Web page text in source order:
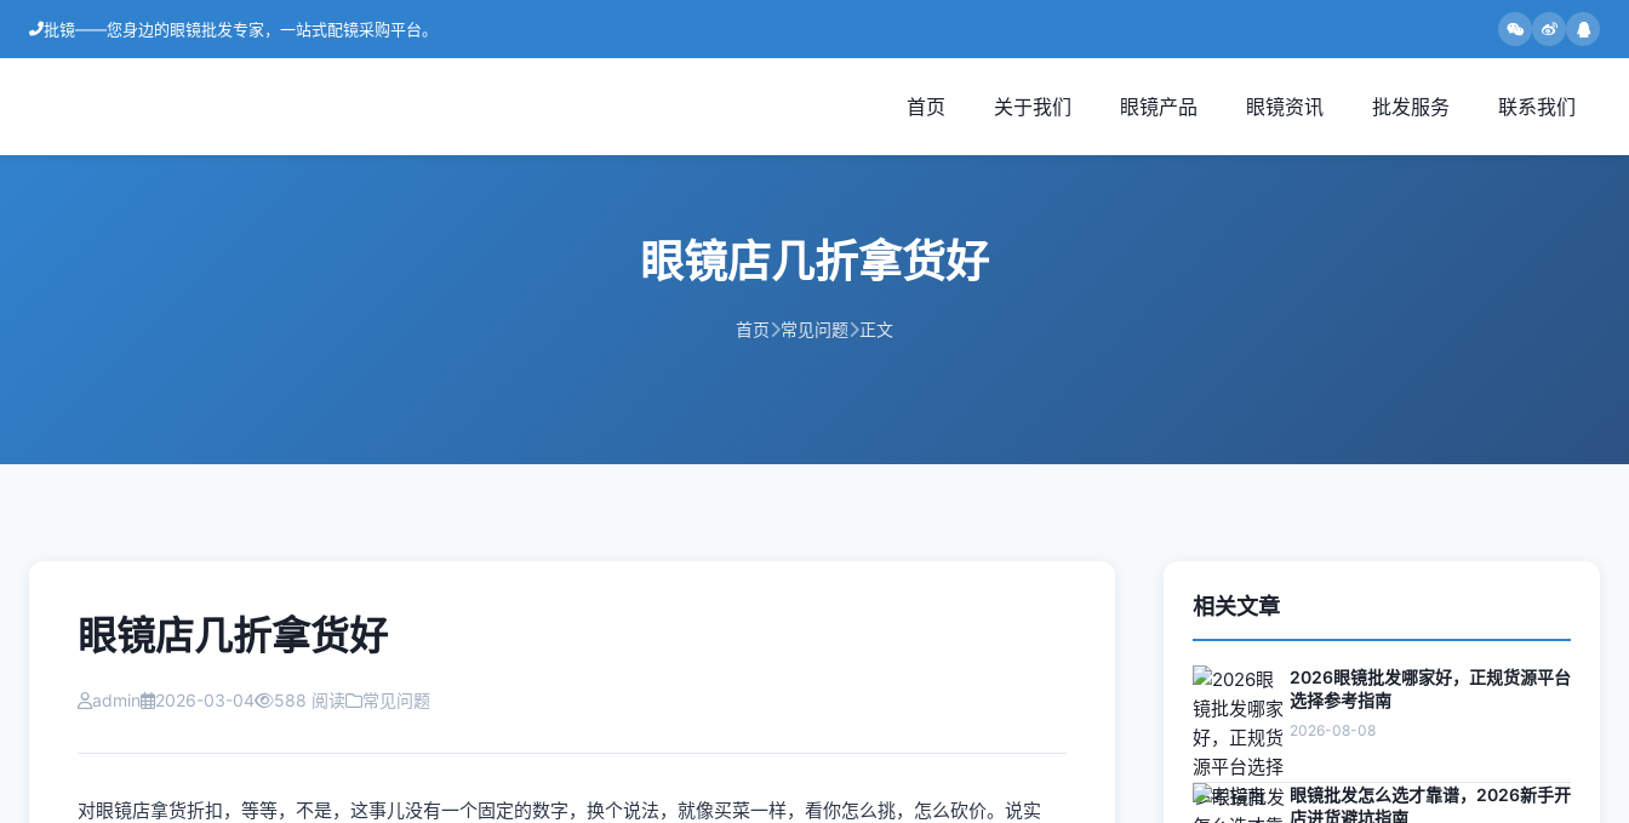
批镜——您身边的眼镜批发专家，一站式配镜采购平台。
首页 关于我们 眼镜产品 眼镜资讯 批发服务 联系我们
眼镜店几折拿货好
首页 常见问题 正文
眼镜店几折拿货好
admin 2026-03-04 588 阅读 常见问题
对眼镜店拿货折扣，等等，不是，这事儿没有一个固定的数字，换个说法，就像买菜一样，看你怎么挑，怎么砍价。说实
相关文章
2026眼镜批发哪家好，正规货源平台
选择参考指南
2026-08-08
眼镜批发怎么选才靠谱，2026新手开
店进货避坑指南